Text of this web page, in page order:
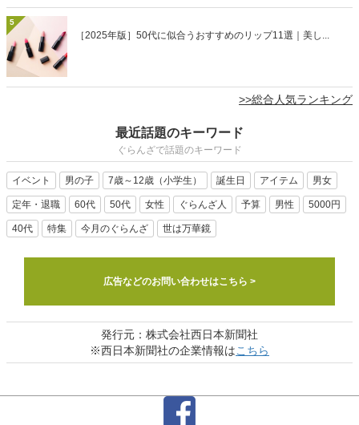
5
［2025年版］50代に似合うおすすめのリップ11選｜美し...
>>総合人気ランキング
最近話題のキーワード
ぐらんざで話題のキーワード
イベント 男の子 7歳～12歳（小学生） 誕生日 アイテム 男女
定年・退職 60代 50代 女性 ぐらんざ人 予算 男性 5000円
40代 特集 今月のぐらんざ 世は万華鏡
広告などのお問い合わせはこちら >
発行元：株式会社西日本新聞社
※西日本新聞社の企業情報はこちら